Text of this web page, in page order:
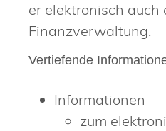
er elektronisch auch
Finanzverwaltung.
Vertiefende
Informationen
zum